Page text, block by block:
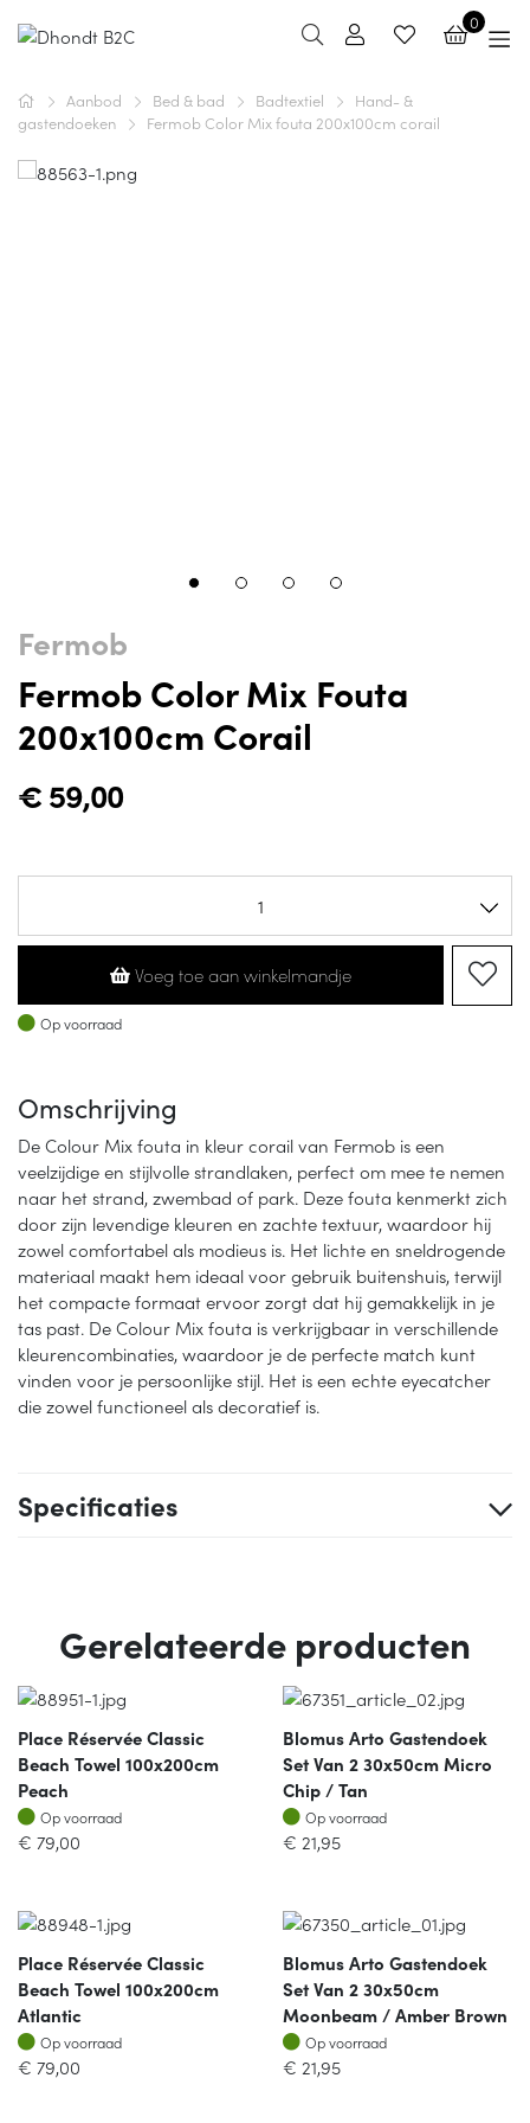
0
Aanbod Bed & bad Badtextiel
Hand- &
gastendoeken
Fermob Color Mix fouta 200x100cm corail
Fermob
Fermob Color Mix Fouta
200x100cm Corail
€59,00
Voeg toe aan winkelmandje
Op voorraad
Op voorraad
Omschrijving
De Colour Mix fouta in kleur corail van Fermob is een
veelzijdige en stijlvolle strandlaken, perfect om mee te nemen
naar het strand, zwembad of park. Deze fouta kenmerkt zich
door zijn levendige kleuren en zachte textuur, waardoor hij
zowel comfortabel als modieus is. Het lichte en sneldrogende
materiaal maakt hem ideaal voor gebruik buitenshuis, terwijl
het compacte formaat ervoor zorgt dat hij gemakkelijk in je
tas past. De Colour Mix fouta is verkrijgbaar in verschillende
kleurencombinaties, waardoor je de perfecte match kunt
vinden voor je persoonlijke stijl. Het is een echte eyecatcher
die zowel functioneel als decoratief is.
Specificaties
Gerelateerde producten
Place Réservée Classic
Beach Towel 100x200cm
Peach
Op voorraad
Op voorraad
€ 79,00
Blomus Arto Gastendoek
Set Van 2 30x50cm Micro
Chip / Tan
Op voorraad
Op voorraad
€ 21,95
Place Réservée Classic
Beach Towel 100x200cm
Atlantic
Op voorraad
Op voorraad
€ 79,00
Blomus Arto Gastendoek
Set Van 2 30x50cm
Moonbeam / Amber Brown
Op voorraad
Op voorraad
€ 21,95